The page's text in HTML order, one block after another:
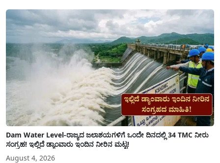
ಜಾರಿಗೆ...
Dam Water Level-ರಾಜ್ಯದ ಜಲಾಶಯಗಳಿಗೆ ಒಂದೇ ದಿನದಲ್ಲಿ 34 TMC ನೀರು
ಸಂಗ್ರಹ! ಇಲ್ಲಿದೆ ಡ್ಯಾಂವಾರು ಇಂದಿನ ನೀರಿನ ಮಟ್ಟ!
August 4, 2026